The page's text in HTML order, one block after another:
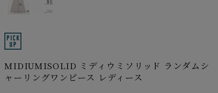
MIDIUMISOLID ミディウミソリッド ランダムシ
ャーリングワンピース レディース